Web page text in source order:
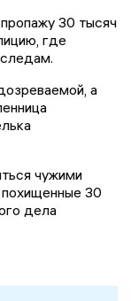
30 тысяч
где
а
чужими
похищенные 30
дела